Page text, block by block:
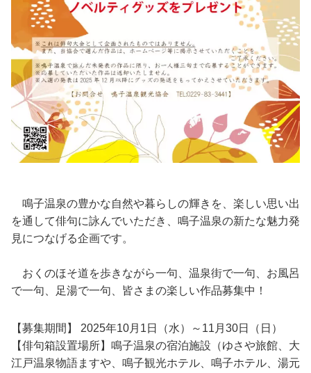
鳴子温泉の豊かな自然や暮らしの輝きを、楽しい思い出
を通して俳句に詠んでいただき、鳴子温泉の新たな魅力発
見につなげる企画です。
おくのほそ道を歩きながら一句、温泉街で一句、お風呂
で一句、足湯で一句、皆さまの楽しい作品募集中！
【募集期間】 2025年10月1日（水）～11月30日（日）
【俳句箱設置場所】鳴子温泉の宿泊施設（ゆさや旅館、大
江戸温泉物語ますや、鳴子観光ホテル、鳴子ホテル、湯元